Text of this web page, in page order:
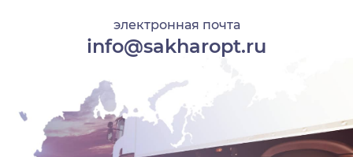
электронная почта
info@sakharopt.ru